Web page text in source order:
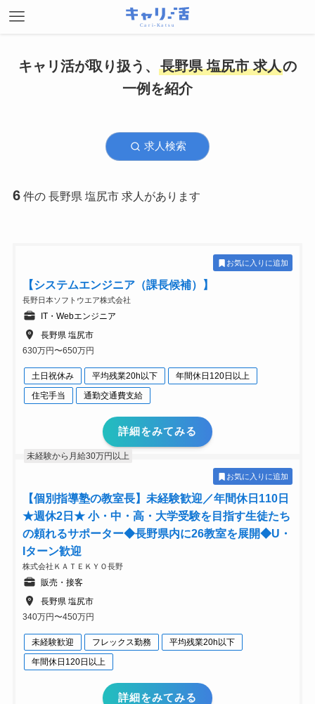
キャリ活が取り扱う、 長野県 塩尻市 求人の
一例を紹介
求人検索
6件の 長野県 塩尻市 求人があります
お気に入りに追加
【システムエンジニア（課長候補）】
長野日本ソフトウエア株式会社
IT・Webエンジニア
長野県 塩尻市
630万円〜650万円
土日祝休み 平均残業20h以下
年間休日120日以上
住宅手当
通勤交通費支給
詳細をみてみる
未経験から月給30万円以上
お気に入りに追加
【個別指導塾の教室長】未経験歓迎／年間休日110日
★週休2日★ 小・中・高・大学受験を目指す生徒たち
の頼れるサポーター◆長野県内に26教室を展開◆U・
Iターン歓迎
株式会社ＫＡＴＥＫＹＯ長野
販売・接客
長野県 塩尻市
340万円〜450万円
未経験歓迎 フレックス勤務
平均残業20h以下
年間休日120日以上
詳細をみてみる